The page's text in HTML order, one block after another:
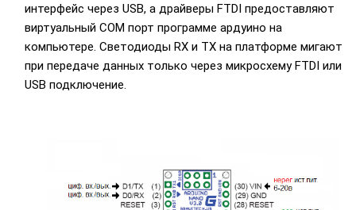
интерфейс через USB, а драйверы FTDI предоставляют
виртуальный COM порт программе ардуино на
компьютере. Светодиоды RX и TX на платформе мигают
при передаче данных только через микросхему FTDI или
USB подключение.